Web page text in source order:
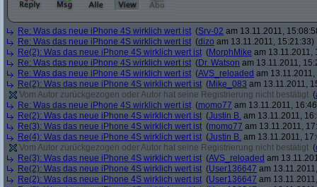
Re: Was das neue iPhone 4S wirklich wert ist (Srv-02 am 13.11.2011,
Re: Was das neue iPhone 4S wirklich wert ist (dizo am 13.11.2011, 15:21:33)
Re(2): Was das neue iPhone 4S wirklich wert ist (MorphMike am 13.11.2011,
Re: Was das neue iPhone 4S wirklich wert ist (Dr. Watson am 13.11.2011,
Re: Was das neue iPhone 4S wirklich wert ist (AVS_reloaded am
Re(2): Was das neue iPhone 4S wirklich wert ist (Mike_083 am 13.11.2011,
Vom Autor zurückgezogen oder Autor hat seine Registrierung nicht bestätigt (
Re: Was das neue iPhone 4S wirklich wert ist (momo77 am 13.11.2011,
Re(2): Was das neue iPhone 4S wirklich wert ist (Justin B. am 13.11.2011,
Re(3): Was das neue iPhone 4S wirklich wert ist (momo77 am 13.11.2011,
Re(4): Was das neue iPhone 4S wirklich wert ist (Justin B. am 13.11.2011,
Vom Autor zurückgezogen oder Autor hat seine Registrierung nicht bestätigt (
Re(3): Was das neue iPhone 4S wirklich wert ist (AVS_reloaded am
Re(2): Was das neue iPhone 4S wirklich wert ist (User136647 am
Re(2): Was das neue iPhone 4S wirklich wert ist (User136647 am